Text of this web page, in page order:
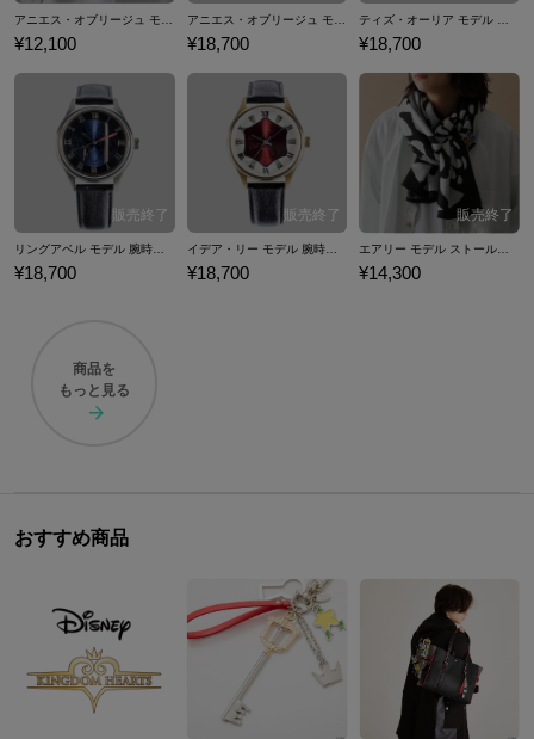
ト フライングフェアリー（BDFF）』、『ブレイブリーデフォルト プレ
イングブレージュ（BDPB）』、『ブレイブリーデフォルト フォーザ・
リーアーカイブ ディーズレポート（BADR）』、『ブレイブリーセカン
ド（BSEL）』、『ブレイブリーデフォルト フェアリーズエフェクト（B
DFE）』、『BRAVELY DEFAULT II（BD2）』（Steam版移植発売あ
り）、『ブレイブリーデフォルト ブリリアントライツ（BDBL）』の8作
（発売順番）がリリースされています。 ここでは『ブレイブリーデフォ
ルト フライングフェアリー』より、アニエス・オブリージュ、ティズ・
オーリア、イデア・リー、リングアベル、エアリーをイメージした腕時
計やストール＆ストールピン、ネックレスなど…「ブレイブリー」シリ
¥12,100 ¥18,700 ¥18,700
リングアベル モデル 腕時計 ブレイブリーデフォルト フライングフェアリー
¥18,700
イデア・リー モデル 腕時計 ブレイブリーデフォルト フライングフェアリー
¥18,700
エアリー モデル ストール＆ストールピン ブレイブリーデフォルト フライングフェアリー
¥14,300
商品を
もっと見る
おすすめ商品